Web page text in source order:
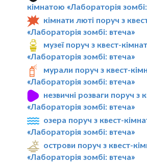
кімнатою «Лабораторія
кімнати люті поруч з
«Лабораторія зомбі: втеча»
музеї поруч з квест-
«Лабораторія зомбі: втеча»
мурали поруч з квест-
«Лабораторія зомбі: втеча»
незвичні розваги поруч з
«Лабораторія зомбі: втеча»
озера поруч з квест-
«Лабораторія зомбі: втеча»
острови поруч з квест-
«Лабораторія зомбі: втеча»